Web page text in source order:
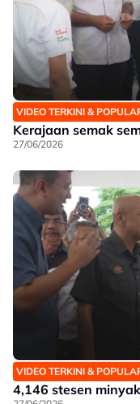
VIDEO TERKINI &
Kerajaan semak
27/06/2026
VIDEO TERKINI &
4,146 stesen